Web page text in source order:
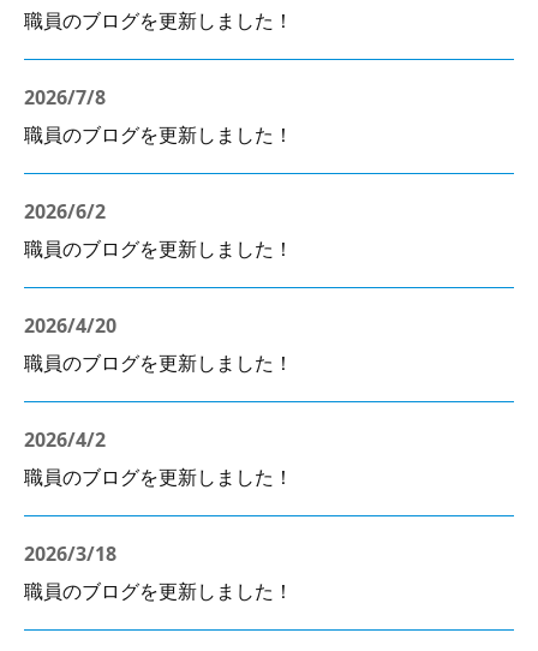
数字で見る齋藤会計
お問い合わせ
個人情報の取扱いについて
職員のブログを更新しました！
2026/7/8
職員のブログを更新しました！
2026/6/2
職員のブログを更新しました！
2026/4/20
職員のブログを更新しました！
2026/4/2
職員のブログを更新しました！
2026/3/18
職員のブログを更新しました！